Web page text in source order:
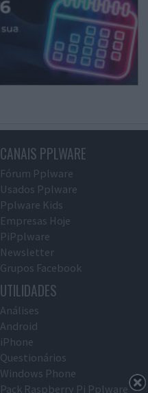
CANAIS PPLWARE
Fórum Pplware
Usados Pplware
Pplware Kids
Empresas Hoje
PiPplware
Newsletter
Grupos Facebook
UTILIDADES
Análises
Android
iPhone
Questionários
Windows Phone
Pack Raspberry Pi Pplware